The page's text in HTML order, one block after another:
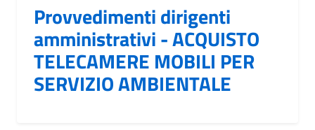
Provvedimenti dirigenti
amministrativi - ACQUISTO
TELECAMERE MOBILI PER
SERVIZIO AMBIENTALE